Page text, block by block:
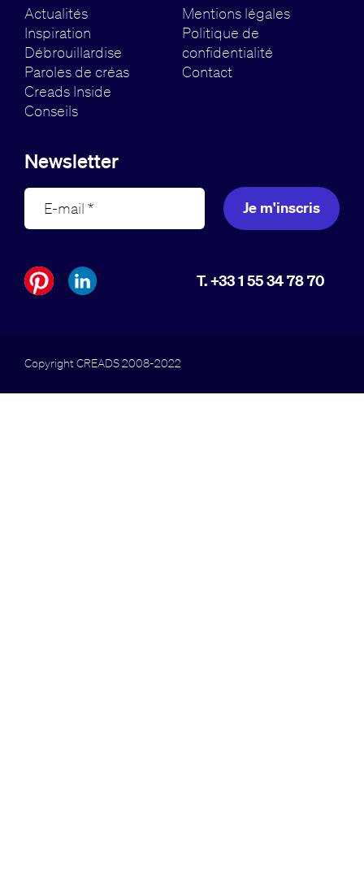
Actualités
Inspiration
Débrouillardise
Paroles de créas
Creads Inside
Conseils
Mentions légales
Politique de
confidentialité
Contact
Newsletter
Je m'inscris
T. +33 1 55 34 78 70
Copyright CREADS 2008-2022